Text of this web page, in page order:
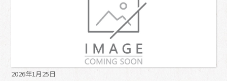
2026年1月25日